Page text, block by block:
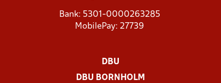
Bank: 5301-0000263285
MobilePay: 27739
DBU
DBU BORNHOLM